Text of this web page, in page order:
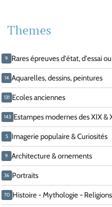
Themes
9 Rares épreuves d'état, d'essai
14 Aquarelles, dessins, peintures
131 Ecoles anciennes
143 Estampes modernes des XIX &
5 Imagerie populaire & Curiosités
9 Architecture & ornements
36 Portraits
70 Histoire - Mythologie - Religions